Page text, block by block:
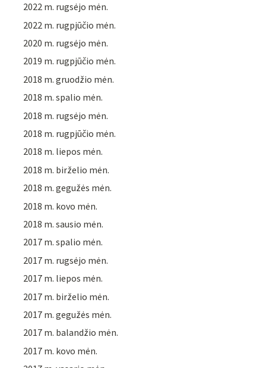
2022 m. rugsėjo mėn.
2022 m. rugpjūčio mėn.
2020 m. rugsėjo mėn.
2019 m. rugpjūčio mėn.
2018 m. gruodžio mėn.
2018 m. spalio mėn.
2018 m. rugsėjo mėn.
2018 m. rugpjūčio mėn.
2018 m. liepos mėn.
2018 m. birželio mėn.
2018 m. gegužės mėn.
2018 m. kovo mėn.
2018 m. sausio mėn.
2017 m. spalio mėn.
2017 m. rugsėjo mėn.
2017 m. liepos mėn.
2017 m. birželio mėn.
2017 m. gegužės mėn.
2017 m. balandžio mėn.
2017 m. kovo mėn.